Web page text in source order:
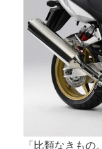
「比類なきもの